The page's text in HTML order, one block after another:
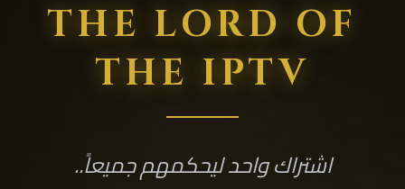
THE LORD OF
THE IPTV
اشتراك واحد ليحكمهم جميعاً..